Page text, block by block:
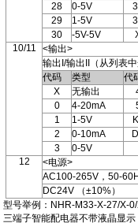
28
0-5V
29
1-5V
30
-5V-5V
10/11
<输出>
输出I/输出II（从列表
代码
类型
代
X
无输出
0
4-20mA
1
1-5V
2
0-10mA
3
0-5V
12
<电源>
AC100-265V，50-
DC24V （±10%）
型号举例：NHR-M33-X-27/X-
三端子智能配电器不带液晶显